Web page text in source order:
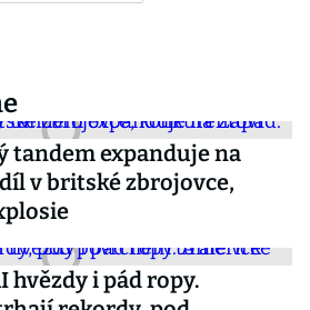
tandem expanduje na
v britské zbrojovce,
hvězdy i pád ropy.